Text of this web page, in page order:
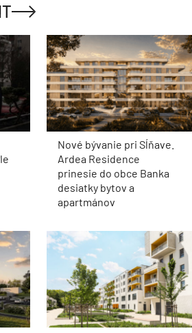
Nové bývanie pri Sĺňave.
Ardea Residence
prinesie do obce Banka
desiatky bytov a
apartmánov